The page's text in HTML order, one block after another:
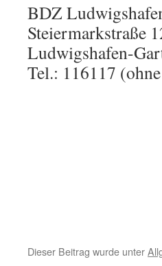
BDZ
Steiermarkstraße
Ludwigshafen-
Tel.: 116117
Dieser Beitrag wurde unter